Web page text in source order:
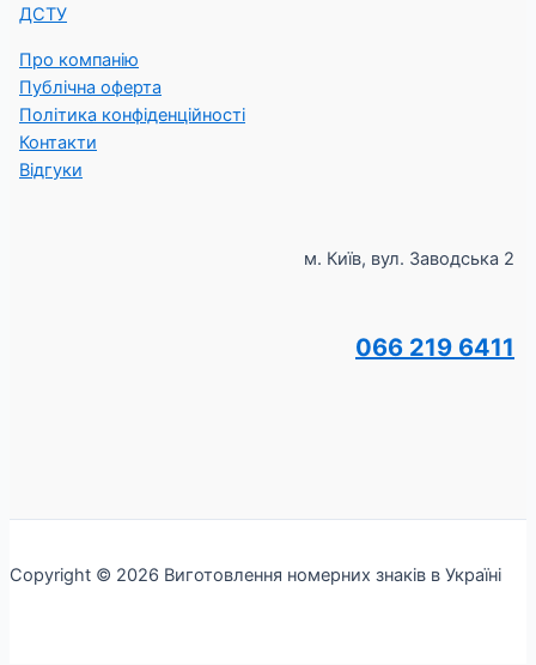
ДСТУ
Про компанію
Публічна оферта
Політика конфіденційності
Контакти
Відгуки
м. Київ, вул. Заводська 2
066 219 6411
Copyright © 2026 Виготовлення номерних знаків в Україні